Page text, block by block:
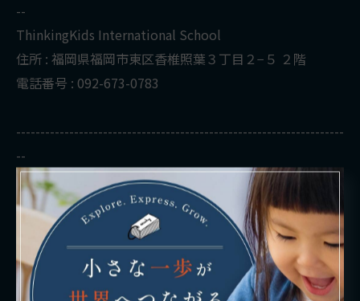
--
ThinkingKids International School
住所 : 福岡県福岡市東区香椎照葉３丁目２−５ ２階
電話番号 : 092-673-0783
--------------------------------------------------------------------
--
< 前のページ 一覧に戻る 次のページ >